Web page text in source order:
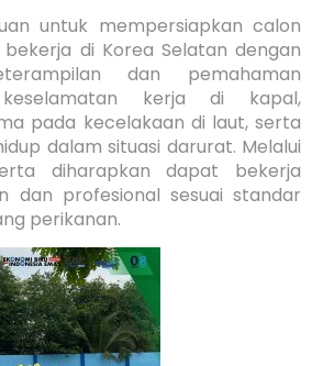
untuk mempersiapkan calon
di Korea Selatan dengan
dan pemahaman
kerja di kapal,
pada kecelakaan di laut, serta
dalam situasi darurat. Melalui
diharapkan dapat bekerja
dan profesional sesuai standar
perikanan.